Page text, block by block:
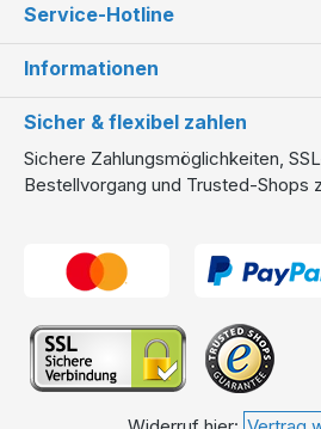
Service-Hotline
Informationen
Sicher & flexibel zahlen
Sichere Zahlungsmöglichkeiten,
Bestellvorgang und Trusted-Shops